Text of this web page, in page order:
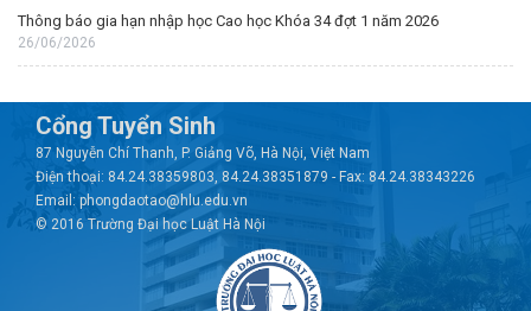
Thông báo gia hạn nhập học Cao học Khóa 34 đợt 1 năm 2026
26/06/2026
Cổng Tuyển Sinh
87 Nguyễn Chí Thanh, P. Giảng Võ, Hà Nội, Việt Nam
Điện thoại: 84.24.38359803, 84.24.38351879 - Fax: 84.24.38343226
Email: phongdaotao@hlu.edu.vn
© 2016 Trường Đại học Luật Hà Nội